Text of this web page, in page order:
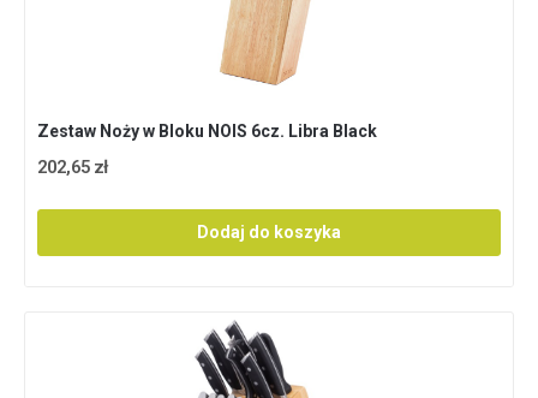
Zestaw Noży w Bloku NOIS 6cz. Libra Black
202,65 zł
Dodaj do koszyka